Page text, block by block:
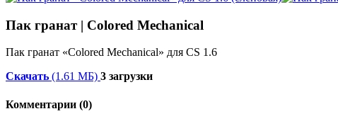
Пак гранат | Colored Mechanical
Пак гранат «Colored Mechanical» для CS 1.6
Скачать (1.61 МБ) 3 загрузки
Комментарии (0)